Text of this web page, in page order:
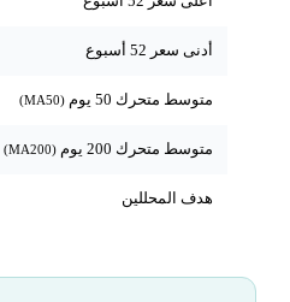
أدنى سعر 52 أسبوع
متوسط متحرك 50 يوم
متوسط متحرك 200 يوم
هدف المحللين